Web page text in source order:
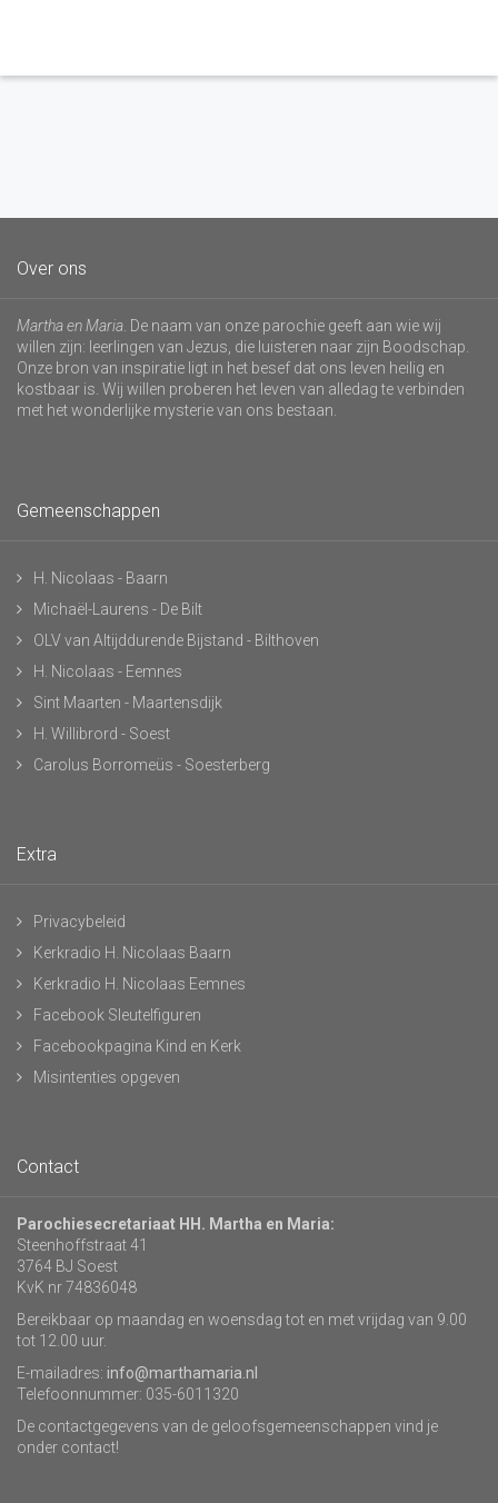
Over ons
Martha en Maria . De naam van onze parochie geeft aan wie wij
willen zijn: leerlingen van Jezus, die luisteren naar zijn Boodschap.
Onze bron van inspiratie ligt in het besef dat ons leven heilig en
kostbaar is. Wij willen proberen het leven van alledag te verbinden
met het wonderlijke mysterie van ons bestaan.
Gemeenschappen
H. Nicolaas - Baarn
Michaël-Laurens - De Bilt
OLV van Altijddurende Bijstand - Bilthoven
H. Nicolaas - Eemnes
Sint Maarten - Maartensdijk
H. Willibrord - Soest
Carolus Borromeüs - Soesterberg
Extra
Privacybeleid
Kerkradio H. Nicolaas Baarn
Kerkradio H. Nicolaas Eemnes
Facebook Sleutelfiguren
Facebookpagina Kind en Kerk
Misintenties opgeven
Contact
Parochiesecretariaat HH. Martha en Maria:
Steenhoffstraat 41
3764 BJ Soest
KvK nr 74836048
Bereikbaar op maandag en woensdag tot en met vrijdag van 9.00
tot 12.00 uur.
E-mailadres: info@marthamaria.nl
Telefoonnummer: 035-6011320
De contactgegevens van de geloofsgemeenschappen vind je
onder contact!